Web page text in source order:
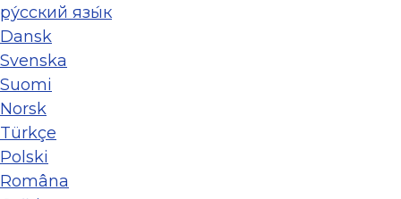
ру́сский язы́к
Dansk
Svenska
Suomi
Norsk
Türkçe
Polski
Româna